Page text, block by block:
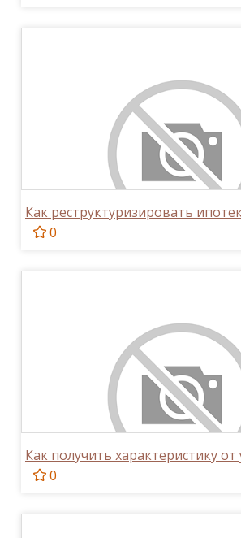
Как реструктуризировать
0
Как получить характеристику от
0